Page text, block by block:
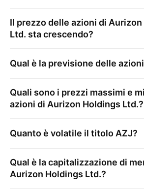
Il prezzo delle azioni di Aurizon
Ltd. sta crescendo?
Qual è la previsione delle
Quali sono i prezzi massimi e
azioni di Aurizon Holdings Ltd.?
Quanto è volatile il titolo AZJ?
Qual è la capitalizzazione di
Aurizon Holdings Ltd.?